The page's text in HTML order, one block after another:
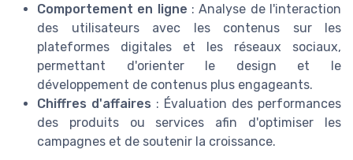
Comportement en ligne : Analyse de l'interaction
des utilisateurs avec les contenus sur les
plateformes digitales et les réseaux sociaux,
permettant d'orienter le design et le
développement de contenus plus engageants.
Chiffres d'affaires : Évaluation des performances
des produits ou services afin d'optimiser les
campagnes et de soutenir la croissance.